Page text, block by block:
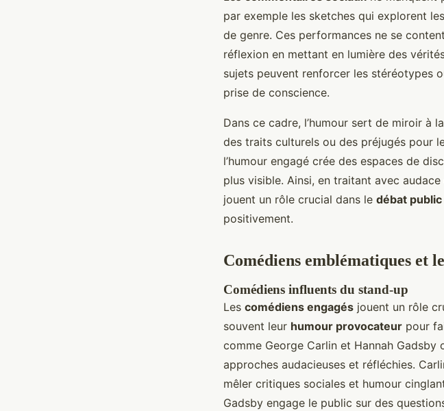
par exemple les sketches qui explorent
de genre. Ces performances ne se
réflexion en mettant en lumière des
sujets peuvent renforcer les stéréotypes
prise de conscience.
Dans ce cadre, l’humour sert de miroir à
des traits culturels ou des préjugés pour
l’humour engagé crée des espaces de
plus visible. Ainsi, en traitant avec
jouent un rôle crucial dans le débat public
positivement.
Comédiens emblématiques et
Comédiens influents du stand-up
Les comédiens engagés jouent un rôle
souvent leur humour provocateur pour
comme George Carlin et Hannah
approches audacieuses et réfléchies.
mêler critiques sociales et humour
Gadsby engage le public sur des